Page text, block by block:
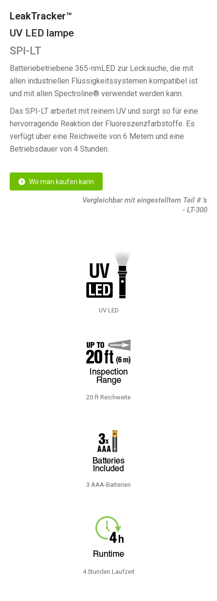
LeakTracker™
UV LED lampe
SPI-LT
Batteriebetriebene 365-nmLED zur Lecksuche, die mit
allen industriellen Flüssigkeitssystemen kompatibel ist
und mit allen Spectroline® verwendet werden kann.
Das SPI-LT arbeitet mit reinem UV und sorgt so für eine
hervorragende Reaktion der Fluoreszenzfarbstoffe. Es
verfügt über eine Reichweite von 6 Metern und eine
Betriebsdauer von 4 Stunden.
Wo man kaufen kann
Vergleichbar mit eingestelltem Teil # 's
- LT-300
UV LED
20 ft Reichweite
3 AAA-Batterien
4 Stunden Laufzeit